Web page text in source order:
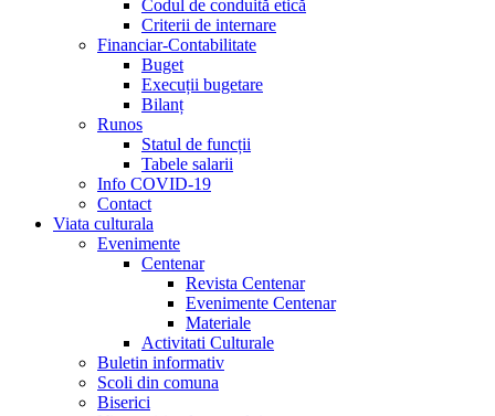
Codul de conduită etică
Criterii de internare
Financiar-Contabilitate
Buget
Execuții bugetare
Bilanț
Runos
Statul de funcții
Tabele salarii
Info COVID-19
Contact
Viata culturala
Evenimente
Centenar
Revista Centenar
Evenimente Centenar
Materiale
Activitati Culturale
Buletin informativ
Scoli din comuna
Biserici